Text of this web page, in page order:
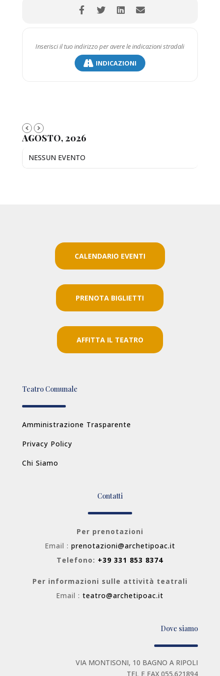
INDICAZIONI
AGOSTO, 2026
NESSUN EVENTO
CALENDARIO EVENTI
PRENOTA BIGLIETTI
AFFITTA IL TEATRO
Teatro Comunale
Amministrazione Trasparente
Privacy Policy
Chi Siamo
Contatti
Per prenotazioni
Email : prenotazioni@archetipoac.it
Telefono: +39 331 853 8374
Per informazioni sulle attività teatrali
Email :teatro@archetipoac.it
Dove siamo
VIA MONTISONI, 10 BAGNO A RIPOLI
TEL E FAX 055.621894